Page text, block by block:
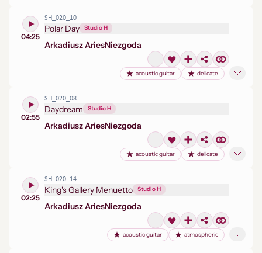
04:25
SH_020_10
Polar Day Studio H
Arkadiusz AriesNiezgoda
acoustic guitar delicate
02:55
SH_020_08
Daydream Studio H
Arkadiusz AriesNiezgoda
acoustic guitar delicate
02:25
SH_020_14
King's Gallery Menuetto Studio H
Arkadiusz AriesNiezgoda
acoustic guitar atmospheric